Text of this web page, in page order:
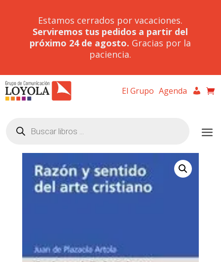
Estamos cerrados por vacaciones.
Serviremos tus pedidos a partir del
próximo 24 de agosto. Gracias por la
paciencia.
El Grupo Agenda
productos